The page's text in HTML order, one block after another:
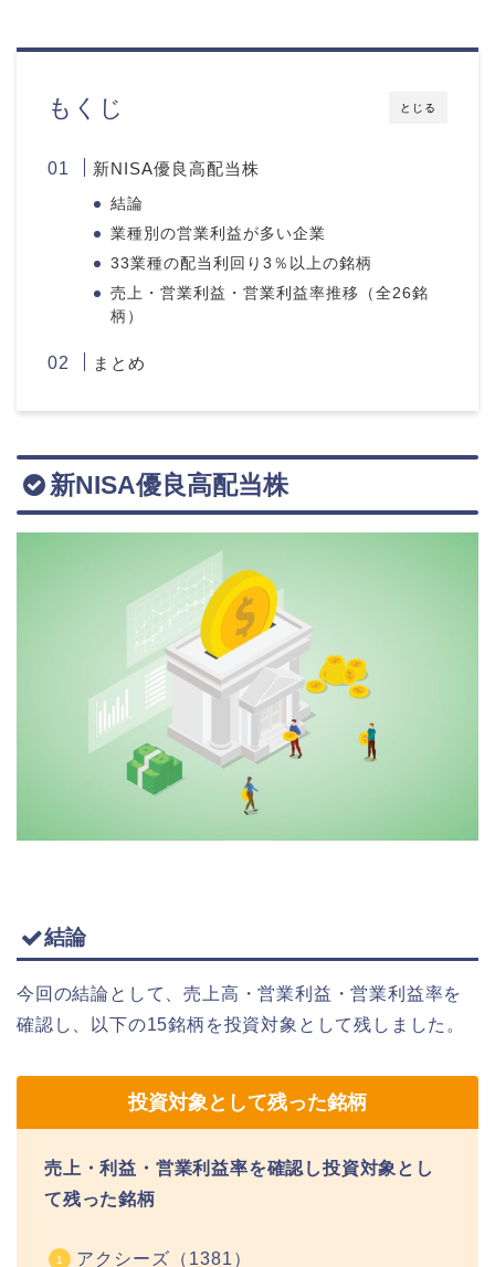
とじる
もくじ
新NISA優良高配当株
結論
業種別の営業利益が多い企業
33業種の配当利回り3％以上の銘柄
売上・営業利益・営業利益率推移（全26銘
柄）
まとめ
新NISA優良高配当株
結論
今回の結論として、売上高・営業利益・営業利益率を
確認し、以下の15銘柄を投資対象として残しました。
投資対象として残った銘柄
売上・利益・営業利益率を確認し投資対象とし
て残った銘柄
アクシーズ（1381）